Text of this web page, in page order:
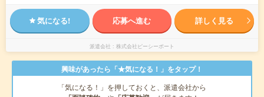
気になる! 応募へ進む 詳しく見る
派遣会社 株式会社ピーシーポート
興味があったら「★気になる！」をタップ！
「気になる！」を押しておくと、派遣会社から